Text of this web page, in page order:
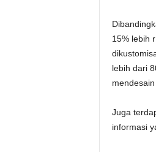
15% lebih
lebih dari
Juga
informasi